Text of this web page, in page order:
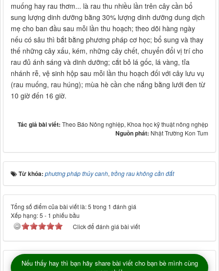
muống hay rau thơm... là rau thu nhiều lần trên cây cần bổ
sung lượng dinh dưỡng bằng 30% lượng dinh dưỡng dung dịch
mẹ cho ban đầu sau mỗi lần thu hoạch; theo dõi hàng ngày
nếu có sâu thì bắt bằng phương pháp cơ học; bổ sung và thay
thế những cây xấu, kém, những cây chết, chuyển đổi vị trí cho
rau đủ ánh sáng và dinh dưỡng; cắt bỏ lá gốc, lá vàng, tỉa
nhánh rễ, vệ sinh hộp sau mỗi lần thu hoạch đối với cây lưu vụ
(rau muống, rau húng); mùa hè cần che nắng bằng lưới đen từ
10 giờ đến 16 giờ.
Tác giả bài viết: Theo Báo Nông nghiệp, Khoa học kỹ thuật nông nghệp
Nguồn phát: Nhật Trường Kon Tum
Từ khóa: phương pháp thủy canh, trồng rau không cần đất
Tổng số điểm của bài viết là: 5 trong 1 đánh giá
Xếp hạng:5 - 1 phiếu bầu
Click để đánh giá bài viết
Nếu thấy hay thì bạn hãy share bài viết cho bạn bè mình cùng